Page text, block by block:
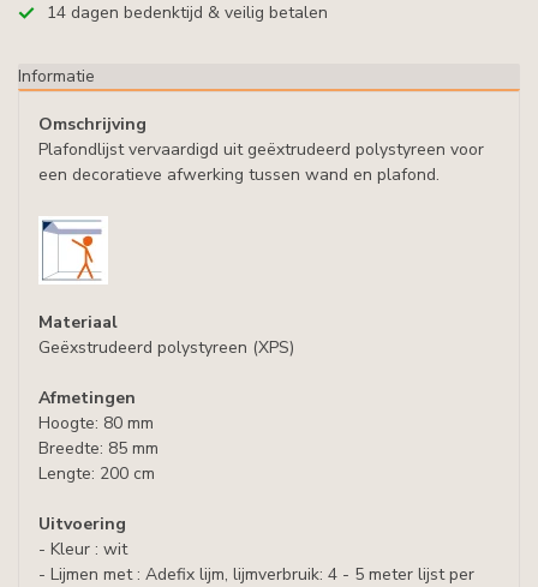
14 dagen bedenktijd & veilig betalen
Informatie
Omschrijving
Plafondlijst vervaardigd uit geëxtrudeerd polystyreen voor
een decoratieve afwerking tussen wand en plafond.
Materiaal
Geëxstrudeerd polystyreen (XPS)
Afmetingen
Hoogte: 80 mm
Breedte: 85 mm
Lengte: 200 cm
Uitvoering
- Kleur : wit
- Lijmen met : Adefix lijm, lijmverbruik: 4 - 5 meter lijst per